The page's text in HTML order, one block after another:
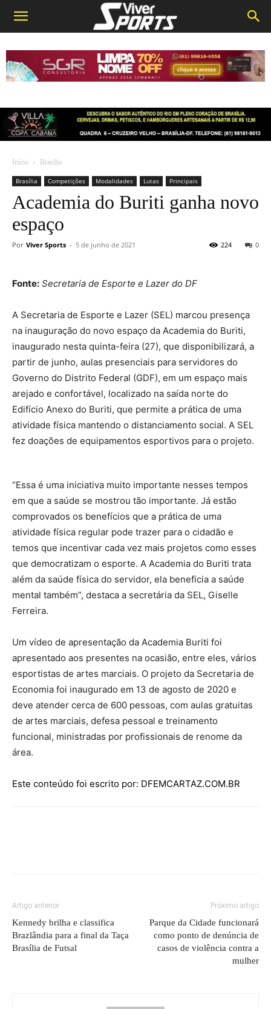
Início Brasília
Brasília Competições Modalidades Lutas Principais
Academia do Buriti ganha novo
espaço
Por Viver Sports - 5 de junho de 2021 0
224
Fonte: Secretaria de Esporte e Lazer do DF
A Secretaria de Esporte e Lazer (SEL) marcou presença
na inauguração do novo espaço da Academia do Buriti,
inaugurado nesta quinta-feira (27), que disponibilizará, a
partir de junho, aulas presenciais para servidores do
Governo do Distrito Federal (GDF), em um espaço mais
arejado e confortável, localizado na saída norte do
Edifício Anexo do Buriti, que permite a prática de uma
atividade física mantendo o distanciamento social. A SEL
fez doações de equipamentos esportivos para o projeto.
“Essa é uma iniciativa muito importante nesses tempos
em que a saúde se mostrou tão importante. Já estão
comprovados os benefícios que a prática de uma
atividade física regular pode trazer para o cidadão e
temos que incentivar cada vez mais projetos como esses
que democratizam o esporte. A Academia do Buriti trata
além da saúde física do servidor, ela beneficia a saúde
mental também”, destaca a secretária da SEL, Giselle
Ferreira.
Um vídeo de apresentação da Academia Buriti foi
apresentado aos presentes na ocasião, entre eles, vários
esportistas de artes marciais. O projeto da Secretaria de
Economia foi inaugurado em 13 de agosto de 2020 e
deve atender cerca de 600 pessoas, com aulas gratuitas
de artes marciais, defesa pessoal e treinamento
funcional, ministradas por profissionais de renome da
área.
Este conteúdo foi escrito por: DFEMCARTAZ.COM.BR
Artigo anterior
Kennedy brilha e classifica
Brazlândia para a final da Taça
Brasília de Futsal
Próximo artigo
Parque da Cidade funcionará
como ponto de denúncia de
casos de violência contra a
mulher